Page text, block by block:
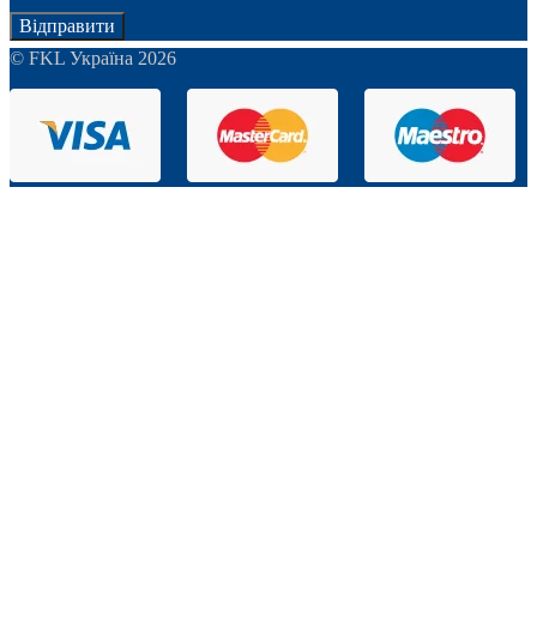
Відправити
© FKL Україна 2026